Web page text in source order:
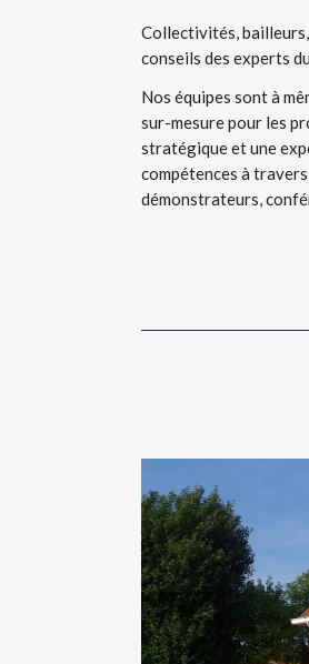
Collectivités,
conseils des experts
Nos équipes sont à
sur-mesure pour les
stratégique et une
compétences à
démonstrateurs,